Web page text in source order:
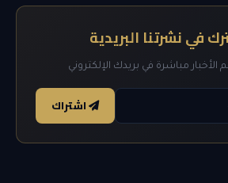
في نشرتنا البريدية
مباشرة في بريدك الإلكتروني
اشتراك